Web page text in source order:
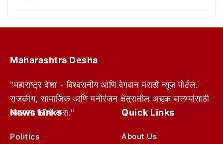
Maharashtra Desha
"महाराष्ट्र देशा - विश्वसनीय आणि वेगवान मराठी न्यूज पोर्टल.
राजकीय, सामाजिक आणि मनोरंजन क्षेत्रातील अचूक बातम्यांसाठी
आम्हाला फॉलो करा."
News Links
Politics
Quick Links
About Us